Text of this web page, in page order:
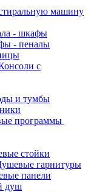
машину
- шкафы
- пеналы
с
и тумбы
программы
стойки
гарнитуры
панели
душ